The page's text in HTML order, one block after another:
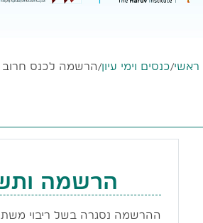
ראשי/כנסים וימי עיון/הרשמה לכנס חרוב
הרשמה
ההרשמה נסגרה בשל ריבוי